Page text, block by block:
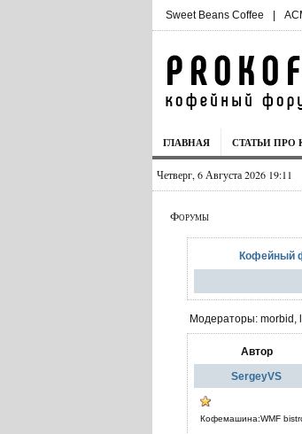
Sweet Beans Coffee |
ГЛАВНАЯ СТАТЬИ ПРО
Четверг, 6 Августа 2026 19:11
Форумы
Кофейный
Модераторы: morbid,
Автор
SergeyVS
Кофемашина:WMF